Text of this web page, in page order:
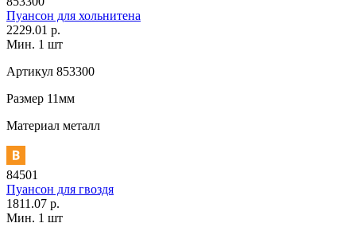
Пуансон для хольнитена
2229.01 р.
Мин. 1 шт
Артикул 853300
Размер 11мм
Материал металл
84501
Пуансон для гвоздя
1811.07 р.
Мин. 1 шт